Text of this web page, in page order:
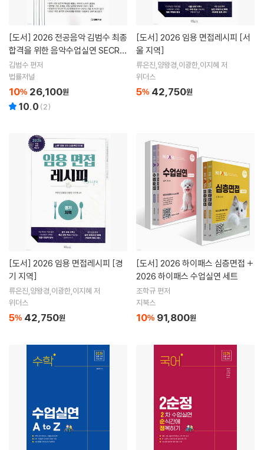
[도서]
합격을 위한 음악수업실연 SECRE
T
김범수 편저
법률저널
10% 26,100원
10.0 (2)
[도서]
울 지역]
류은진,양왕경,이광한,이지혜 저
위더스
5% 42,750원
[도서]
기 지역]
류은진,양왕경,이광한,이지혜 저
위더스
5% 42,750원
[도서]
2026 하이패스 수업실연 세트
조학규 편저
지북스
10% 91,800원